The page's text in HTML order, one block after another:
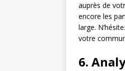
auprès de
encore les
large.
votre
6.